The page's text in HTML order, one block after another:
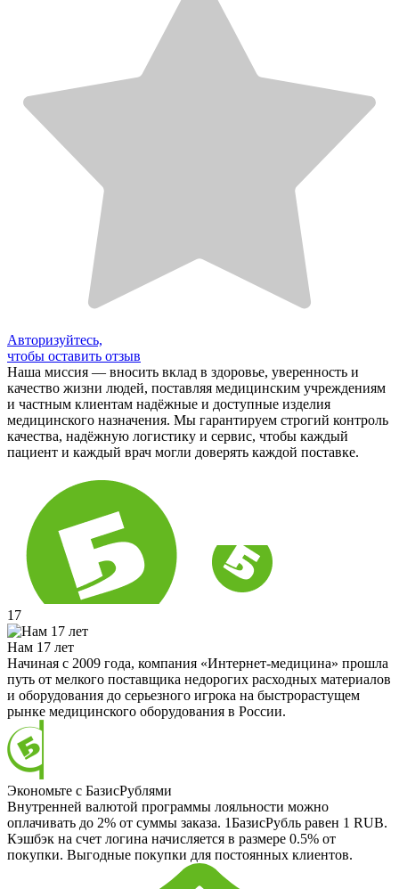
Авторизуйтесь,
чтобы оставить отзыв
Наша миссия — вносить вклад в здоровье, уверенность и
качество жизни людей, поставляя медицинским учреждениям
и частным клиентам надёжные и доступные изделия
медицинского назначения. Мы гарантируем строгий контроль
качества, надёжную логистику и сервис, чтобы каждый
пациент и каждый врач могли доверять каждой поставке.
17
Нам 17 лет
Начиная с 2009 года, компания «Интернет-медицина» прошла
путь от мелкого поставщика недорогих расходных материалов
и оборудования до серьезного игрока на быстрорастущем
рынке медицинского оборудования в России.
Экономьте с БазисРублями
Внутренней валютой программы лояльности можно
оплачивать до 2% от суммы заказа. 1БазисРубль равен 1 RUB.
Кэшбэк на счет логина начисляется в размере 0.5% от
покупки. Выгодные покупки для постоянных клиентов.